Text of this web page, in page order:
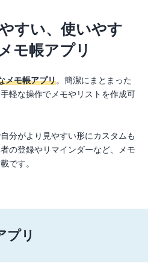
すい、使いやす
モ帳アプリ
メモ帳アプリ。簡潔にまとまった
軽な操作でメモやリストを作成可
分がより見やすい形にカスタムも
の登録やリマインダーなど、メモ
です。
プリ